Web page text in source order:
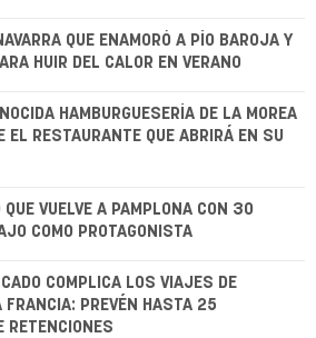
QUE ENAMORÓ A PÍO BAROJA Y
HUIR DEL CALOR EN VERANO
HAMBURGUESERÍA DE LA MOREA
EL RESTAURANTE QUE ABRIRÁ EN SU
QUE VUELVE A PAMPLONA CON 30
COMO PROTAGONISTA
COMPLICA LOS VIAJES DE
FRANCIA: PREVÉN HASTA 25
RETENCIONES